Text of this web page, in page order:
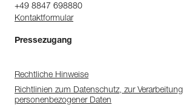
+49 8847 698880
Kontaktformular
Pressezugang
Rechtliche Hinweise
Richtlinien zum Datenschutz, zur Verarbeitung
personenbezogener Daten